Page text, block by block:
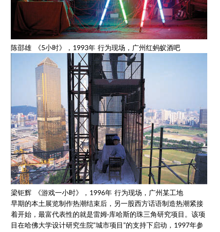
陈邵雄 《5小时》，1993年 行为现场，广州红蚂蚁酒吧
梁钜辉 《游戏一小时》，1996年 行为现场，广州某工地
早期的本土展览制作热潮结束后，另一股西方话语制造热潮紧接
着开始，最富代表性的就是雷姆·库哈斯的珠三角研究项目。该项
目在哈佛大学设计研究生院“城市项目”的支持下启动，1997年参